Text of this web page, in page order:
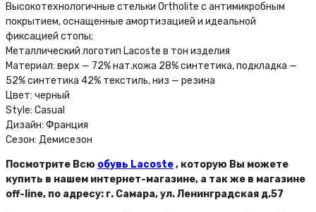
Высокотехнологичные стельки Ortholite с антимикробным
покрытием, оснащенные амортизацией и идеальной
фиксацией стопы;
Металлический логотип Lacoste в тон изделия
Материал: верх — 72% нат.кожа 28% синтетика, подкладка —
52% синтетика 42% текстиль, низ — резина
Цвет: черный
Style: Casual
Дизайн: Франция
Сезон: Демисезон
Посмотрите Всю обувь Lacoste, которую Вы можете
купить в нашем интернет-магазине, а так же в магазине
off-line, по адресу: г. Самара, ул. Ленинградская д.57